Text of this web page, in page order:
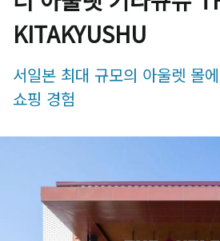
KITAKYUSHU
서일본 최대 규모의 아울렛 몰
쇼핑 경험